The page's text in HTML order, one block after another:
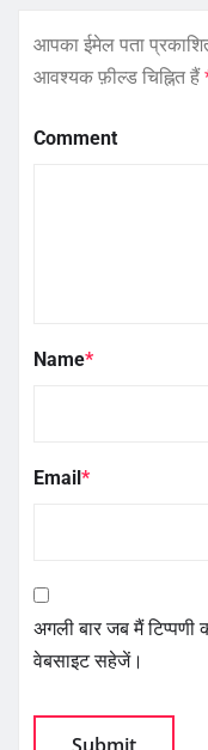
आपका ईमेल पता
आवश्यक फ़ील्ड चिह्नित हैं
Comment
Name*
Email*
अगली बार जब मैं
वेबसाइट सहेजें।